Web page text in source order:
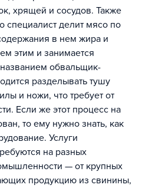
хрящей и сосудов. Также
специалист делит мясо по
в нем жира и
этим и занимается
обвальщик-
разделывать тушу
и ножи, что требует от
Если же этот процесс на
то ему нужно знать, как
Услуги
на разных
— от крупных
продукцию из свинины,